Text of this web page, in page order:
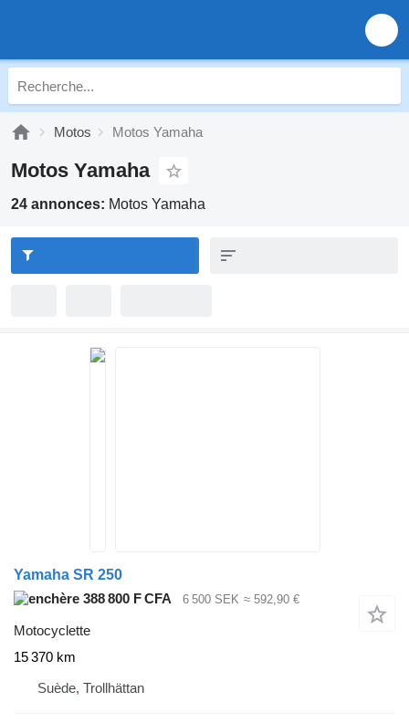
Motos Motos Yamaha
Motos Yamaha
24 annonces: Motos Yamaha
Yamaha SR 250
388 800 F CFA
6 500 SEK ≈ 592,90 €
Motocyclette
15 370 km
Suède, Trollhättan